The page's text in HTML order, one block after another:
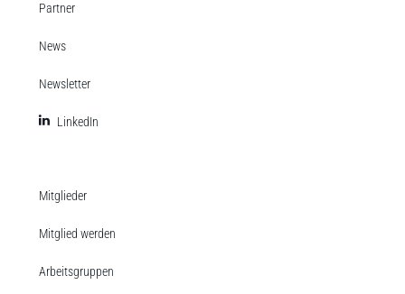
Partner
News
Newsletter
LinkedIn
Mitglieder
Mitglied werden
Arbeitsgruppen